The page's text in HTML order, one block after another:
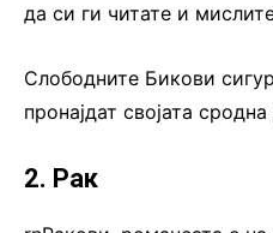
да си ги читате и
Слободните Бикови
пронајдат својата
2. Рак